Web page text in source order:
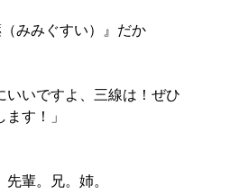
みみぐすい）』だか
いいですよ、三線は！ぜひ
す！」
輩。兄。姉。